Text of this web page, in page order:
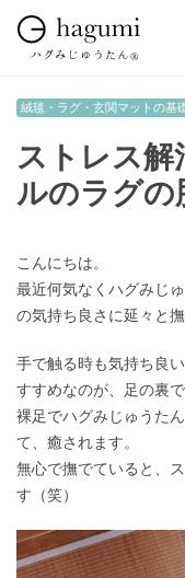
ストレス解
ルのラグの
絨毯・ラグ・玄関マットの基
こんにちは。
最近何気なくハグみじ
の気持ち良さに延々と
手で触る時も気持ち良
すすめなのが、足の裏で
裸足でハグみじゅうた
て、癒されます。
無心で撫でていると、
す（笑）